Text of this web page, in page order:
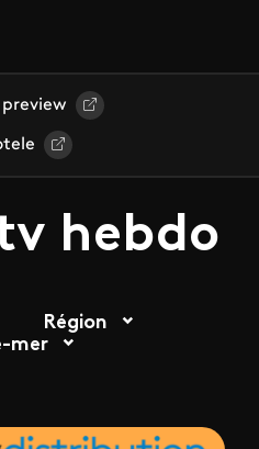
hebdo
Région
mer